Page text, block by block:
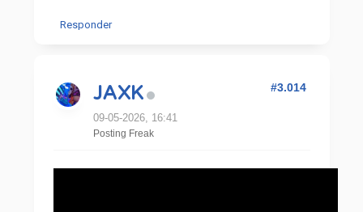
Responder
JAXK
09-05-2026, 16:41
Posting Freak
#3.014